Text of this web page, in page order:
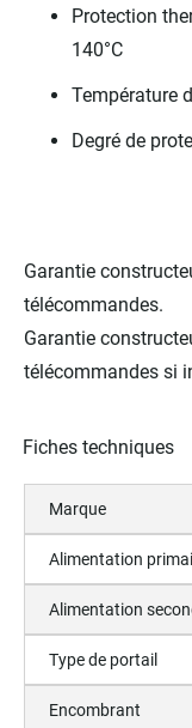
Protection
140°C
Température
Degré de
Garantie
télécommandes.
Garantie
télécommandes si
Fiches techniques
Marque
Alimentation
Alimentation
Type de portail
Encombrant